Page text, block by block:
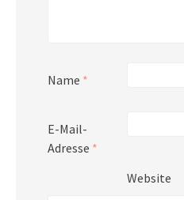
Name *
E-Mail-
Adresse *
Website